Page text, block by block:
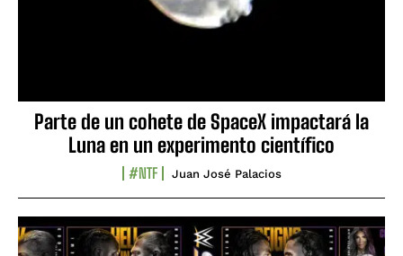
Parte de un cohete de SpaceX impactará la
Luna en un experimento científico
#NTF Juan José Palacios